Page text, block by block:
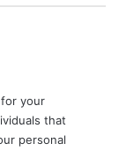
your
that
personal